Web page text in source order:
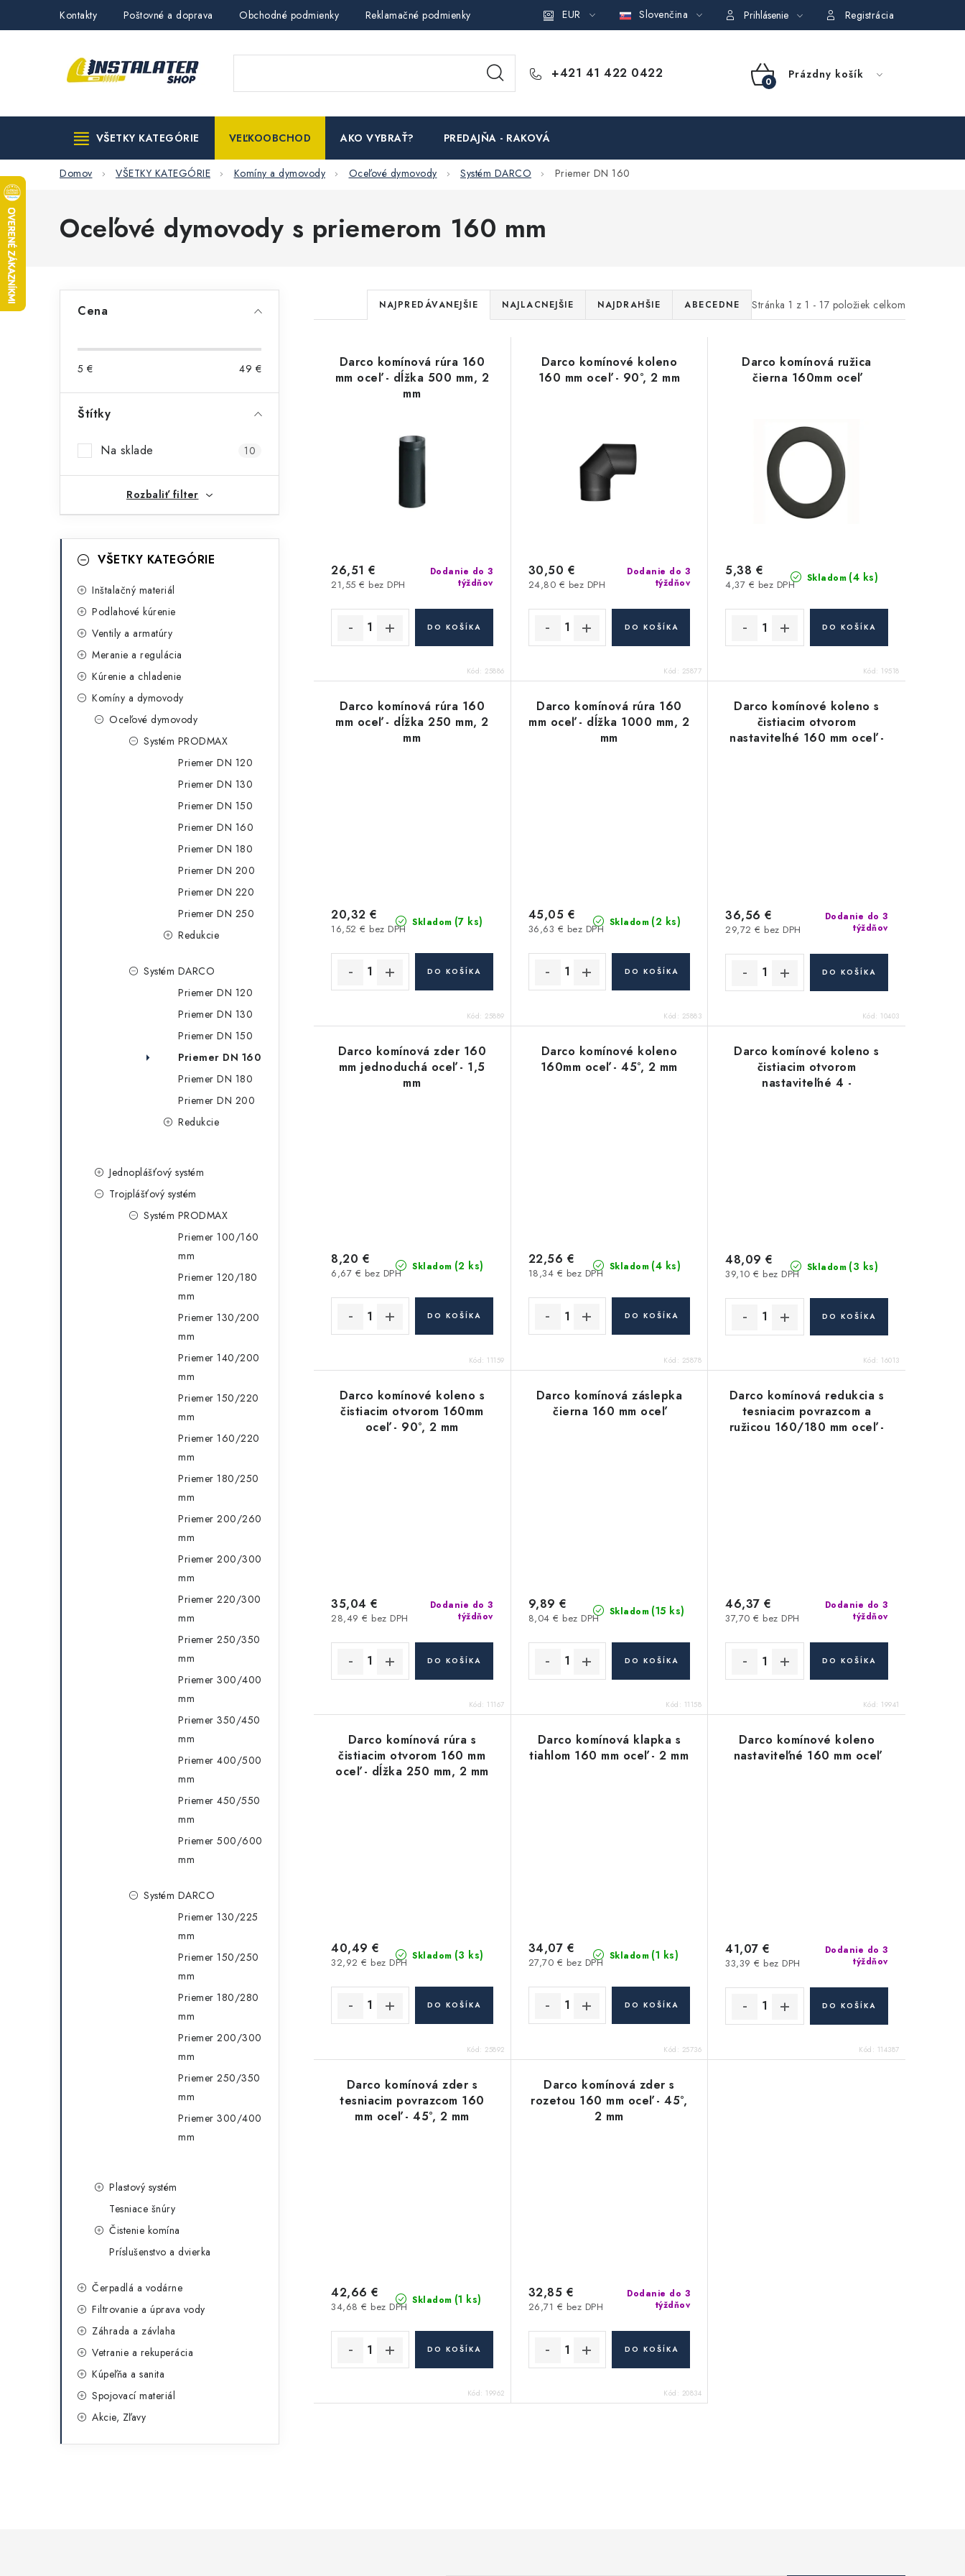
Kontakty Poštovné a doprava Obchodné podmienky Reklamačné podmienky Podmienky ochrany osobných údajov Obchodné podmienky požičovne náradia
EUR Slovenčina Prihlásenie Registrácia
+421 41 422 0422
NÁKUPNÝ
Prázdny košík
VŠETKY KATEGÓRIE VEĽKOOBCHOD AKO VYBRAŤ? PREDAJŇA - RAKOVÁ
Domov VŠETKY KATEGÓRIE Komíny a dymovody Oceľové dymovody Systém DARCO Priemer DN 160
Oceľové dymovody s priemerom 160 mm
n
a
e
l
Cena
5 € 49 €
Štítky
Na sklade 10
Rozbaliť filter
kategórieVŠETKY KATEGÓRIE
Inštalačný materiál
Podlahové kúrenie
Ventily a armatúry
Meranie a regulácia
Kúrenie a chladenie
Komíny a dymovody
Oceľové dymovody
Systém PRODMAX
Priemer DN 120
Priemer DN 130
Priemer DN 150
Priemer DN 160
Priemer DN 180
Priemer DN 200
Priemer DN 220
Priemer DN 250
Redukcie
Systém DARCO
Priemer DN 120
Priemer DN 130
Priemer DN 150
Priemer DN 160
Priemer DN 180
Priemer DN 200
Redukcie
Jednoplášťový systém
Trojplášťový systém
Systém PRODMAX
Priemer 100/160
mm
Priemer 120/180
mm
Priemer 130/200
mm
Priemer 140/200
mm
Priemer 150/220
mm
Priemer 160/220
mm
Priemer 180/250
mm
Priemer 200/260
mm
Priemer 200/300
mm
Priemer 220/300
mm
Priemer 250/350
mm
Priemer 300/400
mm
Priemer 350/450
mm
Priemer 400/500
mm
Priemer 450/550
mm
Priemer 500/600
mm
Systém DARCO
Priemer 130/225
mm
Priemer 150/250
mm
Priemer 180/280
mm
Priemer 200/300
mm
Priemer 250/350
mm
Priemer 300/400
mm
Plastový systém
Tesniace šnúry
Čistenie komína
Príslušenstvo a dvierka
Čerpadlá a vodárne
Filtrovanie a úprava vody
Záhrada a závlaha
Vetranie a rekuperácia
Kúpeľňa a sanita
Spojovací materiál
Akcie, Zľavy
Stránka 1 z 1 - 17 položiek celkom
R
a
d
e
d
u
k
t
o
v
NAJPREDÁVANEJŠIE NAJLACNEJŠIE NAJDRAHŠIE ABECEDNE
Darco komínová rúra 160
mm oceľ - dĺžka 500 mm, 2
mm
Dodanie do 3
týždňov
21,55 € bez DPH
26,51 €
DO KOŠÍKA
Kód: 25886
Darco komínové koleno
160 mm oceľ - 90°, 2 mm
Dodanie do 3
týždňov
24,80 € bez DPH
30,50 €
DO KOŠÍKA
Kód: 25877
Darco komínová ružica
čierna 160mm oceľ
Skladom (4 ks)
4,37 € bez DPH
5,38 €
DO KOŠÍKA
Kód: 19518
Darco komínová rúra 160
mm oceľ - dĺžka 250 mm, 2
mm
Skladom (7 ks)
16,52 € bez DPH
20,32 €
DO KOŠÍKA
Kód: 25889
Darco komínová rúra 160
mm oceľ - dĺžka 1000 mm, 2
mm
Skladom (2 ks)
36,63 € bez DPH
45,05 €
DO KOŠÍKA
Kód: 25883
Darco komínové koleno s
čistiacim otvorom
nastaviteľné 160 mm oceľ -
Dodanie do 3
týždňov
29,72 € bez DPH
36,56 €
DO KOŠÍKA
Kód: 10403
Darco komínová zder 160
mm jednoduchá oceľ - 1,5
mm
Skladom (2 ks)
6,67 € bez DPH
8,20 €
DO KOŠÍKA
Kód: 11159
Darco komínové koleno
160mm oceľ - 45°, 2 mm
Skladom (4 ks)
18,34 € bez DPH
22,56 €
DO KOŠÍKA
Kód: 25878
Darco komínové koleno s
čistiacim otvorom
nastaviteľné 4 -
Skladom (3 ks)
39,10 € bez DPH
48,09 €
DO KOŠÍKA
Kód: 16013
Darco komínové koleno s
čistiacim otvorom 160mm
oceľ - 90°, 2 mm
Dodanie do 3
týždňov
28,49 € bez DPH
35,04 €
DO KOŠÍKA
Kód: 11167
Darco komínová záslepka
čierna 160 mm oceľ
Skladom (15 ks)
8,04 € bez DPH
9,89 €
DO KOŠÍKA
Kód: 11158
Darco komínová redukcia s
tesniacim povrazcom a
ružicou 160/180 mm oceľ -
Dodanie do 3
týždňov
37,70 € bez DPH
46,37 €
DO KOŠÍKA
Kód: 19941
Darco komínová rúra s
čistiacim otvorom 160 mm
oceľ - dĺžka 250 mm, 2 mm
Skladom (3 ks)
32,92 € bez DPH
40,49 €
DO KOŠÍKA
Kód: 25892
Darco komínová klapka s
tiahlom 160 mm oceľ - 2 mm
Skladom (1 ks)
27,70 € bez DPH
34,07 €
DO KOŠÍKA
Kód: 25736
Darco komínové koleno
nastaviteľné 160 mm oceľ
Dodanie do 3
týždňov
33,39 € bez DPH
41,07 €
DO KOŠÍKA
Kód: 114387
Darco komínová zder s
tesniacim povrazcom 160
mm oceľ - 45°, 2 mm
Skladom (1 ks)
34,68 € bez DPH
42,66 €
DO KOŠÍKA
Kód: 19962
Darco komínová zder s
rozetou 160 mm oceľ - 45°,
2 mm
Dodanie do 3
týždňov
26,71 € bez DPH
32,85 €
DO KOŠÍKA
Kód: 20834